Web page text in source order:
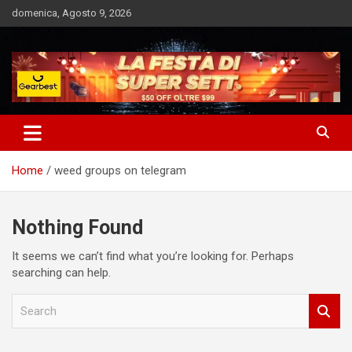
Skip
to
domenica, Agosto 9, 2026
Market News
Notizie Bomba dall'Italia e dal Mondo
Home weed groups on telegram
Nothing Found
It seems we can’t find what you’re looking for. Perhaps
searching can help.